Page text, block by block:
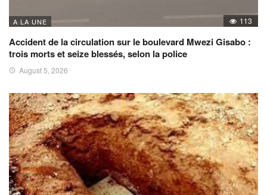
A LA UNE 113
Accident de la circulation sur le boulevard Mwezi Gisabo :
trois morts et seize blessés, selon la police
August 5, 2026